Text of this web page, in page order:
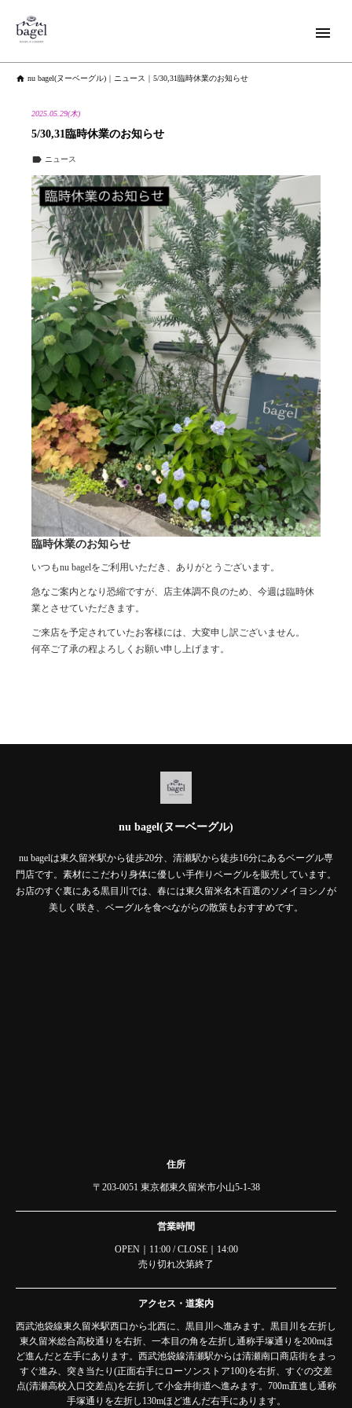

 nu bagel(ヌーベーグル) ｜ ニュース ｜ 5/30,31臨時休業のお知らせ
2025.05.29(木)
5/30,31臨時休業のお知らせ
 ニュース
臨時休業のお知らせ
いつもnu bagelをご利用いただき、ありがとうございます。
急なご案内となり恐縮ですが、店主体調不良のため、今週は臨時休
業とさせていただきます。
ご来店を予定されていたお客様には、大変申し訳ございません。
何卒ご了承の程よろしくお願い申し上げます。
nu bagel(ヌーベーグル)
nu bagelは東久留米駅から徒歩20分、清瀬駅から徒歩16分にあるベーグル専
門店です。素材にこだわり身体に優しい手作りベーグルを販売しています。
お店のすぐ裏にある黒目川では、春には東久留米名木百選のソメイヨシノが
美しく咲き、ベーグルを食べながらの散策もおすすめです。
住所
〒203-0051 東京都東久留米市小山5-1-38
営業時間
OPEN｜11:00 / CLOSE｜14:00
売り切れ次第終了
アクセス・道案内
西武池袋線東久留米駅西口から北西に、黒目川へ進みます。黒目川を左折し
東久留米総合高校通りを右折、一本目の角を左折し通称手塚通りを200mほ
ど進んだと左手にあります。西武池袋線清瀬駅からは清瀬南口商店街をまっ
すぐ進み、突き当たり(正面右手にローソンストア100)を右折、すぐの交差
点(清瀬高校入口交差点)を左折して小金井街道へ進みます。700m直進し通称
手塚通りを左折し130mほど進んだ右手にあります。